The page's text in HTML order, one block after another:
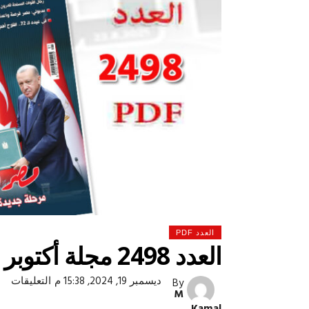
العدد PDF
العدد 2498 مجلة أكتوبر
By
M
ديسمبر 19, 2024, 15:38 م التعليقات التشجيع «أخلاق» وليس «تحفيل»